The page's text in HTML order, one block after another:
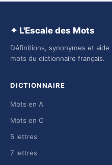
✦ L'Escale des Mots
Définitions, synonymes et
mots du dictionnaire français.
DICTIONNAIRE
Mots en A
Mots en C
5 lettres
7 lettres